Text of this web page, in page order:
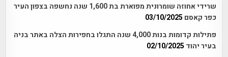
שרידי אחוזה שומרונית מפוארת בת 1,600 שנה נחשפה בצפון העיר
כפר קאסם 03/10/2025
פתילות קדומות בנות 4,000 שנה התגלו בחפירות הצלה באתר בניה
בעיר יהוד 02/10/2025